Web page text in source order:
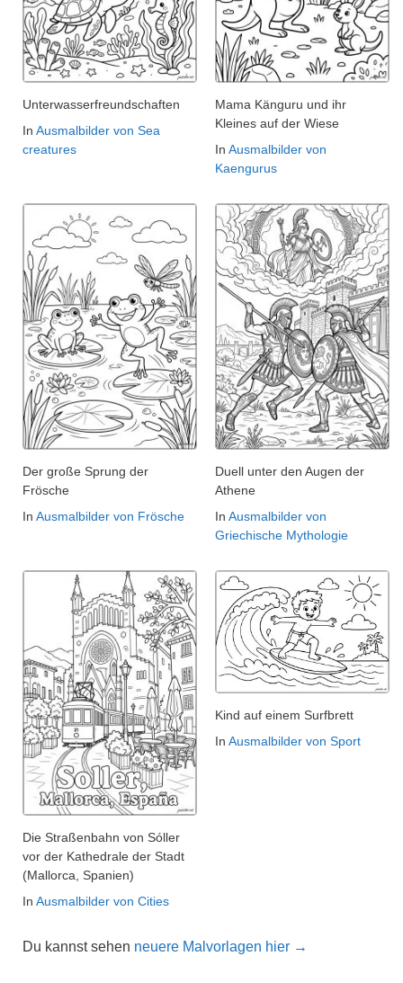
Unterwasserfreundschaften
In Ausmalbilder von Sea
creatures
Mama Känguru und ihr
Kleines auf der Wiese
In Ausmalbilder von
Kaengurus
Der große Sprung der
Frösche
In Ausmalbilder von Frösche
Duell unter den Augen der
Athene
In Ausmalbilder von
Griechische Mythologie
Die Straßenbahn von Sóller
vor der Kathedrale der Stadt
(Mallorca, Spanien)
In Ausmalbilder von Cities
Kind auf einem Surfbrett
In Ausmalbilder von Sport
Du kannst sehen neuere Malvorlagen hier →